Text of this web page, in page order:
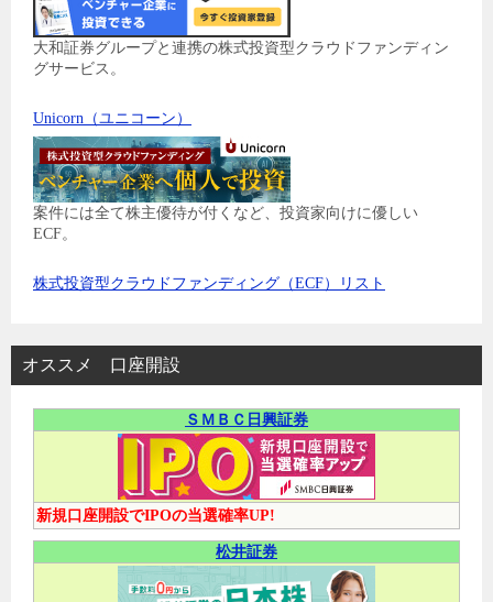
大和証券グループと連携の株式投資型クラウドファンディン
グサービス。
Unicorn（ユニコーン）
案件には全て株主優待が付くなど、投資家向けに優しい
ECF。
株式投資型クラウドファンディング（ECF）リスト
オススメ 口座開設
ＳＭＢＣ日興証券
新規口座開設でIPOの当選確率UP!
松井証券